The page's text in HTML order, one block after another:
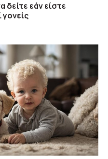
δείτε εάν είστε
γονείς